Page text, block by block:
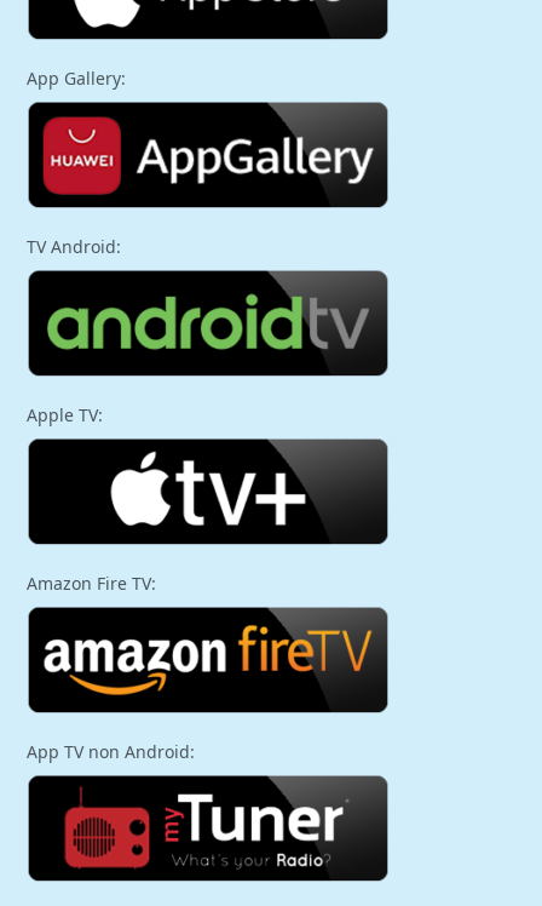
App Gallery:
TV Android:
Apple TV:
Amazon Fire TV:
App TV non Android: